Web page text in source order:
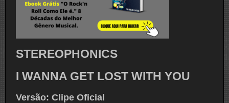
STEREOPHONICS
I WANNA GET LOST WITH YOU
Versão: Clipe Oficial